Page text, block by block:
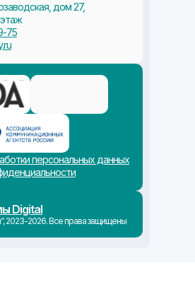
дом 27,
75
персональных данных
Digital
2023-2026. Все права защищены